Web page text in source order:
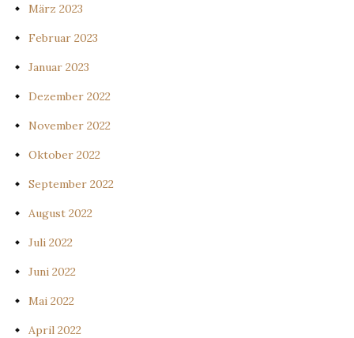
März 2023
Februar 2023
Januar 2023
Dezember 2022
November 2022
Oktober 2022
September 2022
August 2022
Juli 2022
Juni 2022
Mai 2022
April 2022